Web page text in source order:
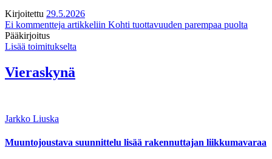
Kirjoitettu 29.5.2026
Ei kommentteja artikkeliin Kohti tuottavuuden parempaa puolta
Pääkirjoitus
Lisää toimitukselta
Vieraskynä
Jarkko Liuska
Muuntojoustava suunnittelu lisää rakennuttajan liikkumavaraa